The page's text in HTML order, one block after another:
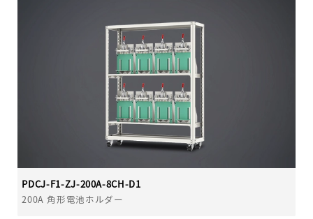
PDCJ-F1-ZJ-200A-8CH-D1
200A 角形電池ホルダー